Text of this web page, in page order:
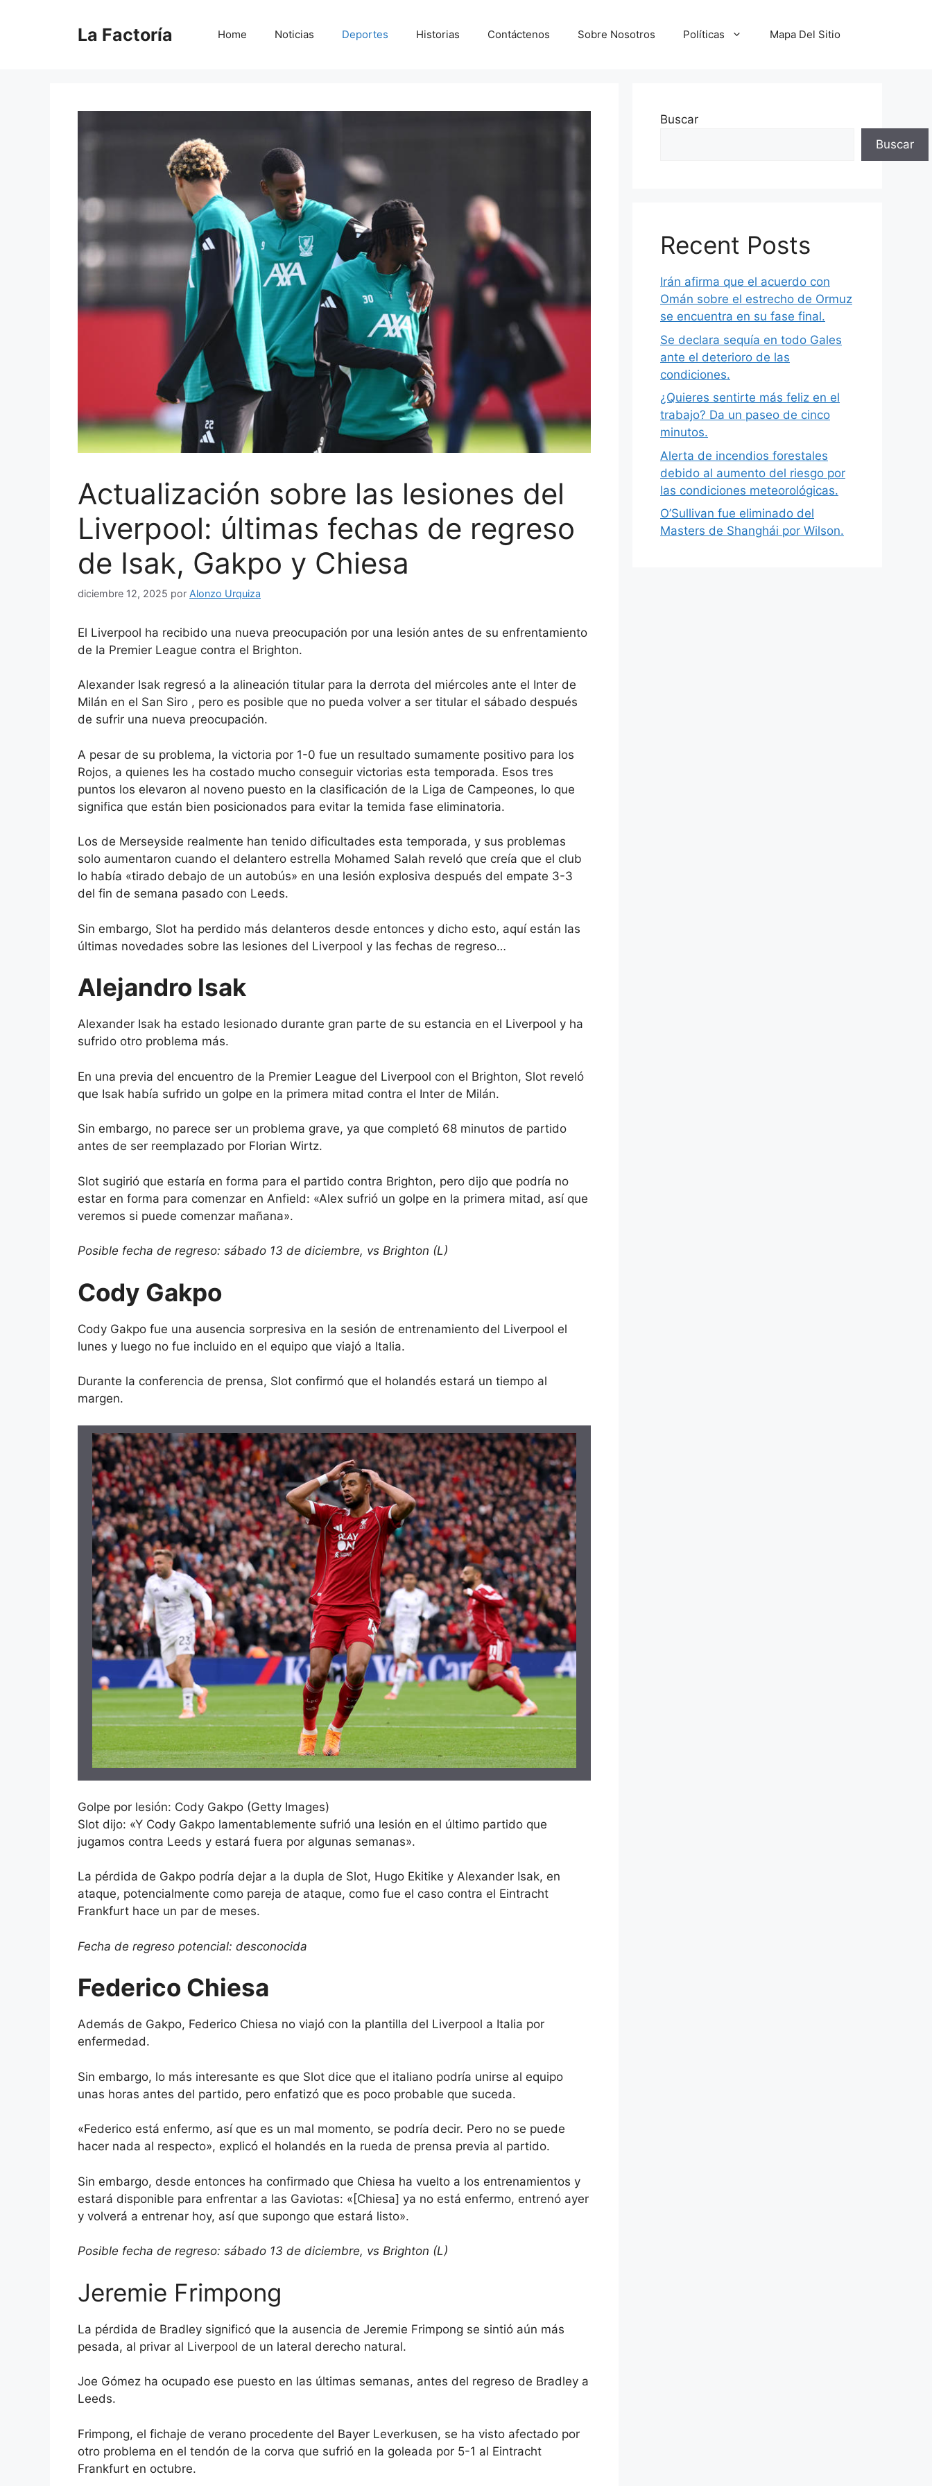
La Factoría Home Noticias Deportes Historias Contáctenos Sobre Nosotros Políticas Mapa Del Sitio
Actualización sobre las lesiones del
Liverpool: últimas fechas de regreso
de Isak, Gakpo y Chiesa
diciembre 12, 2025 por Alonzo Urquiza
El Liverpool ha recibido una nueva preocupación por una lesión antes de su enfrentamiento
de la Premier League contra el Brighton.
Alexander Isak regresó a la alineación titular para la derrota del miércoles ante el Inter de
Milán en el San Siro , pero es posible que no pueda volver a ser titular el sábado después
de sufrir una nueva preocupación.
A pesar de su problema, la victoria por 1-0 fue un resultado sumamente positivo para los
Rojos, a quienes les ha costado mucho conseguir victorias esta temporada. Esos tres
puntos los elevaron al noveno puesto en la clasificación de la Liga de Campeones, lo que
significa que están bien posicionados para evitar la temida fase eliminatoria.
Los de Merseyside realmente han tenido dificultades esta temporada, y sus problemas
solo aumentaron cuando el delantero estrella Mohamed Salah reveló que creía que el club
lo había «tirado debajo de un autobús» en una lesión explosiva después del empate 3-3
del fin de semana pasado con Leeds.
Sin embargo, Slot ha perdido más delanteros desde entonces y dicho esto, aquí están las
últimas novedades sobre las lesiones del Liverpool y las fechas de regreso…
Alejandro Isak
Alexander Isak ha estado lesionado durante gran parte de su estancia en el Liverpool y ha
sufrido otro problema más.
En una previa del encuentro de la Premier League del Liverpool con el Brighton, Slot reveló
que Isak había sufrido un golpe en la primera mitad contra el Inter de Milán.
Sin embargo, no parece ser un problema grave, ya que completó 68 minutos de partido
antes de ser reemplazado por Florian Wirtz.
Slot sugirió que estaría en forma para el partido contra Brighton, pero dijo que podría no
estar en forma para comenzar en Anfield: «Alex sufrió un golpe en la primera mitad, así que
veremos si puede comenzar mañana».
Posible fecha de regreso: sábado 13 de diciembre, vs Brighton (L)
Cody Gakpo
Cody Gakpo fue una ausencia sorpresiva en la sesión de entrenamiento del Liverpool el
lunes y luego no fue incluido en el equipo que viajó a Italia.
Durante la conferencia de prensa, Slot confirmó que el holandés estará un tiempo al
margen.
Golpe por lesión: Cody Gakpo (Getty Images)
Slot dijo: «Y Cody Gakpo lamentablemente sufrió una lesión en el último partido que
jugamos contra Leeds y estará fuera por algunas semanas».
La pérdida de Gakpo podría dejar a la dupla de Slot, Hugo Ekitike y Alexander Isak, en
ataque, potencialmente como pareja de ataque, como fue el caso contra el Eintracht
Frankfurt hace un par de meses.
Fecha de regreso potencial: desconocida
Federico Chiesa
Además de Gakpo, Federico Chiesa no viajó con la plantilla del Liverpool a Italia por
enfermedad.
Sin embargo, lo más interesante es que Slot dice que el italiano podría unirse al equipo
unas horas antes del partido, pero enfatizó que es poco probable que suceda.
«Federico está enfermo, así que es un mal momento, se podría decir. Pero no se puede
hacer nada al respecto», explicó el holandés en la rueda de prensa previa al partido.
Sin embargo, desde entonces ha confirmado que Chiesa ha vuelto a los entrenamientos y
estará disponible para enfrentar a las Gaviotas: «[Chiesa] ya no está enfermo, entrenó ayer
y volverá a entrenar hoy, así que supongo que estará listo».
Posible fecha de regreso: sábado 13 de diciembre, vs Brighton (L)
Jeremie Frimpong
La pérdida de Bradley significó que la ausencia de Jeremie Frimpong se sintió aún más
pesada, al privar al Liverpool de un lateral derecho natural.
Joe Gómez ha ocupado ese puesto en las últimas semanas, antes del regreso de Bradley a
Leeds.
Frimpong, el fichaje de verano procedente del Bayer Leverkusen, se ha visto afectado por
otro problema en el tendón de la corva que sufrió en la goleada por 5-1 al Eintracht
Frankfurt en octubre.
Buscar
Buscar
Recent Posts
Irán afirma que el acuerdo con
Omán sobre el estrecho de Ormuz
se encuentra en su fase final.
Se declara sequía en todo Gales
ante el deterioro de las
condiciones.
¿Quieres sentirte más feliz en el
trabajo? Da un paseo de cinco
minutos.
Alerta de incendios forestales
debido al aumento del riesgo por
las condiciones meteorológicas.
O’Sullivan fue eliminado del
Masters de Shanghái por Wilson.